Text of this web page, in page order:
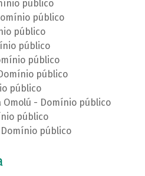
público
público
público
público
público
público
público
Omolú - Domínio público
público
público